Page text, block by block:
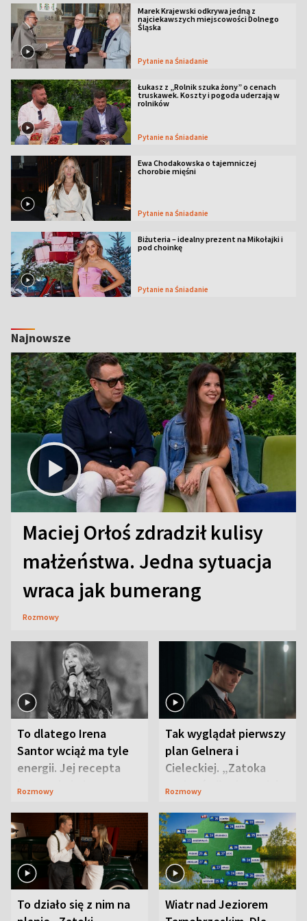
Marek Krajewski odkrywa jedną z
najciekawszych miejscowości Dolnego
Śląska
Pytanie na Śniadanie
Łukasz z „Rolnik szuka żony” o cenach
truskawek. Koszty i pogoda uderzają w
rolników
Pytanie na Śniadanie
Ewa Chodakowska o tajemniczej
chorobie mięśni
Pytanie na Śniadanie
Biżuteria – idealny prezent na Mikołajki i
pod choinkę
Pytanie na Śniadanie
Najnowsze
Maciej Orłoś zdradził kulisy
małżeństwa. Jedna sytuacja
wraca jak bumerang
Rozmowy
To dlatego Irena
Santor wciąż ma tyle
energii. Jej recepta
jest zaskakująco
Rozmowy
Tak wyglądał pierwszy
plan Gelnera i
Cieleckiej. „Zatoka
szpiegów” od razu ich
Rozmowy
To działo się z nim na
Wiatr nad Jeziorem